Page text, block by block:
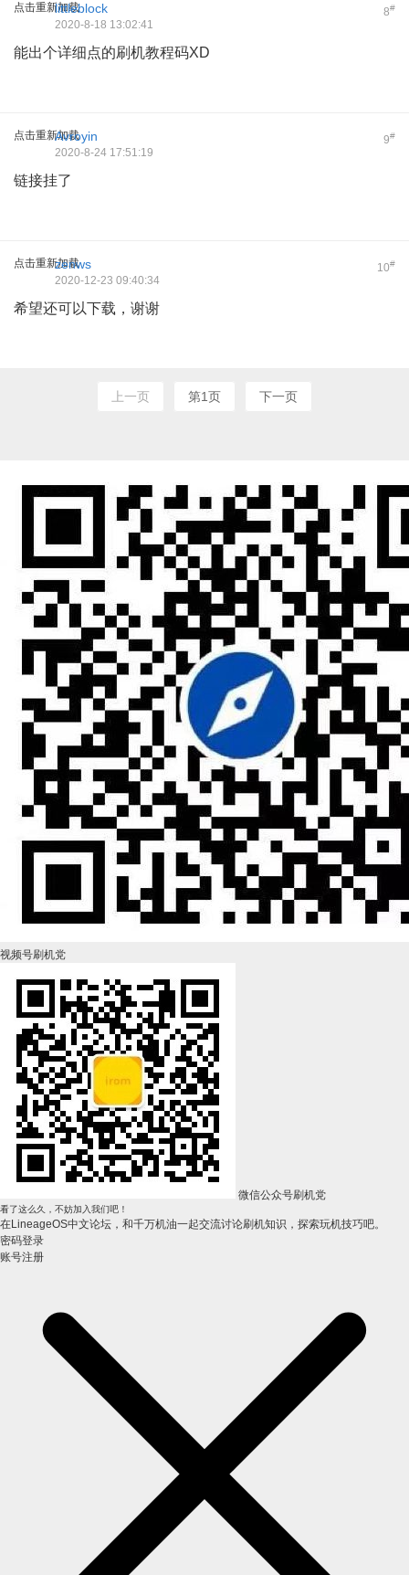
点击重新加载 8#
littleblock
2020-8-18 13:02:41
能出个详细点的刷机教程码XD
点击重新加载 9#
Avroyin
2020-8-24 17:51:19
链接挂了
点击重新加载 10#
zenws
2020-12-23 09:40:34
希望还可以下载，谢谢
上一页 第1页 下一页
视频号刷机党
微信公众号刷机党
看了这么久，不妨加入我们吧！
在LineageOS中文论坛，和千万机油一起交流讨论刷机知识，探索玩机技巧吧。
密码登录
账号注册